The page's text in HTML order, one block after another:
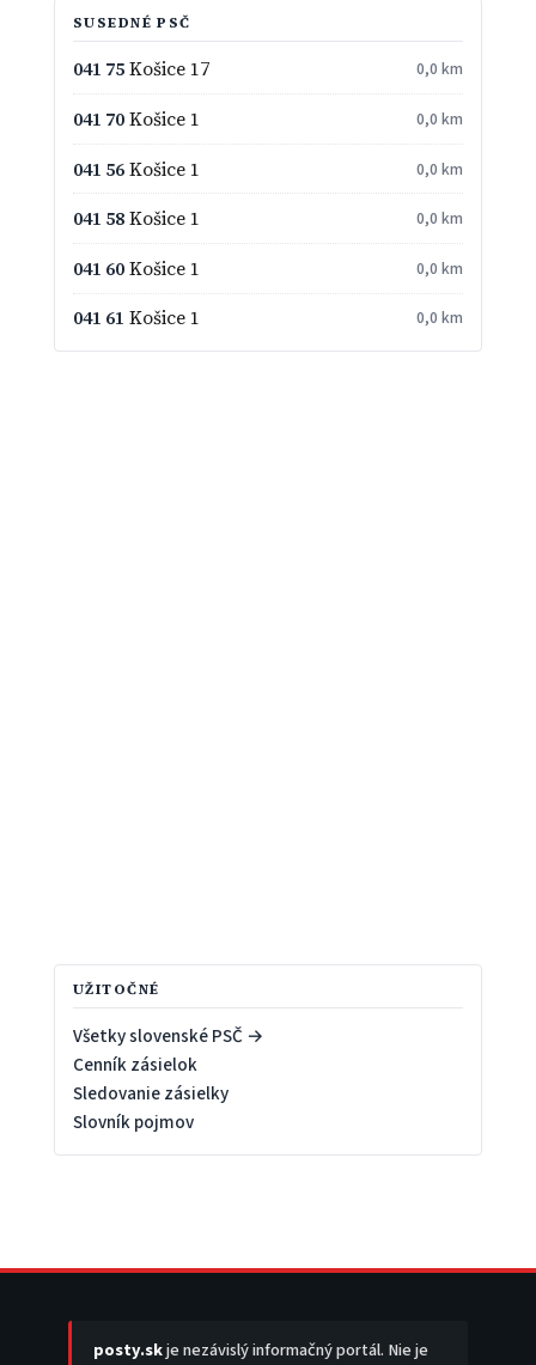
SUSEDNÉ PSČ
041 75Košice 17 0,0 km
041 70Košice 1 0,0 km
041 56Košice 1 0,0 km
041 58Košice 1 0,0 km
041 60Košice 1 0,0 km
041 61 Košice 1 0,0 km
UŽITOČNÉ
Všetky slovenské PSČ →
Cenník zásielok
Sledovanie zásielky
Slovník pojmov
posty.skje nezávislý informačný portál. Nie je